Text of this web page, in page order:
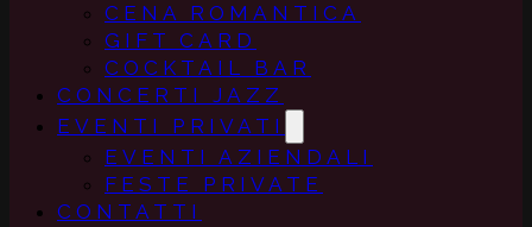
CENA ROMANTICA
GIFT CARD
COCKTAIL BAR
CONCERTI JAZZ
EVENTI PRIVATI
EVENTI AZIENDALI
FESTE PRIVATE
CONTATTI